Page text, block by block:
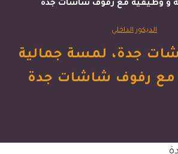
و وظيفية مع رفوف شاشات جدة
الديكور الداخلي
جدة، لمسة جمالية
مع رفوف شاشات جدة